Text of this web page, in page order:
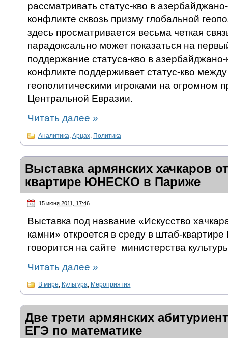
рассматривать статус-кво в
конфликте сквозь призму глобальной
здесь просматривается весьма четкая
парадоксально может показаться на
поддержание статуса-кво в
конфликте поддерживает статус-кво
геополитическими игроками на огромном
Центральной Евразии.
Читать далее »
Аналитика, Арцах, Политика
Выставка армянских хачкаров
квартире ЮНЕСКО в Париже
15 июня 2011, 17:46
Выставка под название «Искусство
камни» откроется в среду в штаб-
говорится на сайте министерства
Читать далее »
В мире Культура Мероприятия
Две трети армянских
ЕГЭ по математике